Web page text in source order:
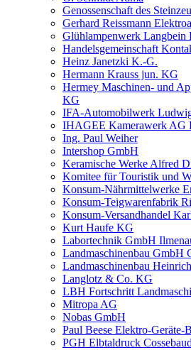
Genossenschaft des
Gerhard Reissmann
Glühlampenwerk Langbein
Handelsgemeinschaft
Heinz Janetzki K.-G.
Hermann Krauss jun. KG
Hermey Maschinen- und
KG
IFA-Automobilwerk
IHAGEE Kamerawerk AG
Ing. Paul Weiher
Intershop GmbH
Keramische Werke Alfred
Komitee für Touristik und
Konsum-Nährmittelwerke
Konsum-Teigwarenfabrik
Konsum-Versandhandel
Kurt Haufe KG
Labortechnik GmbH
Landmaschinenbau GmbH
Landmaschinenbau
Langlotz & Co. KG
LBH Fortschritt
Mitropa AG
Nobas GmbH
Paul Beese Elektro-Geräte-
PGH Elbtaldruck